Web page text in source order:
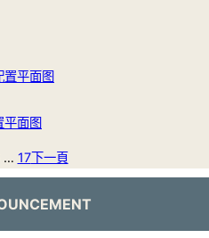
平面图
平面图
… 17下一頁